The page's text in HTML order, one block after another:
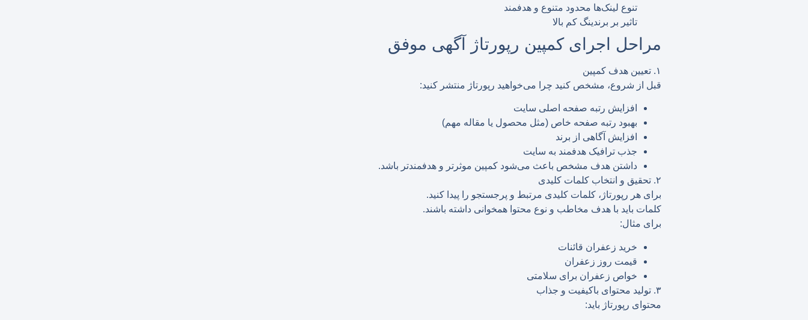
تنوع لینک‌ها محدود متنوع و هدفمند
تاثیر بر برندینگ کم بالا
مراحل اجرای کمپین رپورتاژ آگهی موفق
۱. تعیین هدف کمپین
قبل از شروع، مشخص کنید چرا می‌خواهید رپورتاژ منتشر کنید:
افزایش رتبه صفحه اصلی سایت
بهبود رتبه صفحه خاص (مثل محصول یا مقاله مهم)
افزایش آگاهی از برند
جذب ترافیک هدفمند به سایت
داشتن هدف مشخص باعث می‌شود کمپین موثرتر و هدفمندتر باشد.
۲. تحقیق و انتخاب کلمات کلیدی
برای هر رپورتاژ، کلمات کلیدی مرتبط و پرجستجو را پیدا کنید.
کلمات باید با هدف مخاطب و نوع محتوا همخوانی داشته باشند.
برای مثال:
خرید زعفران قائنات
قیمت روز زعفران
خواص زعفران برای سلامتی
۳. تولید محتوای باکیفیت و جذاب
محتوای رپورتاژ باید: